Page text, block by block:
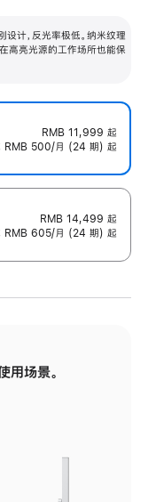
计，反光率极低。纳米纹理
高亮光源的工作场所也能保
RMB 11,999 起
RMB 500/月 (24 期) 起
RMB 14,499 起
RMB 605/月 (24 期) 起
用场景。